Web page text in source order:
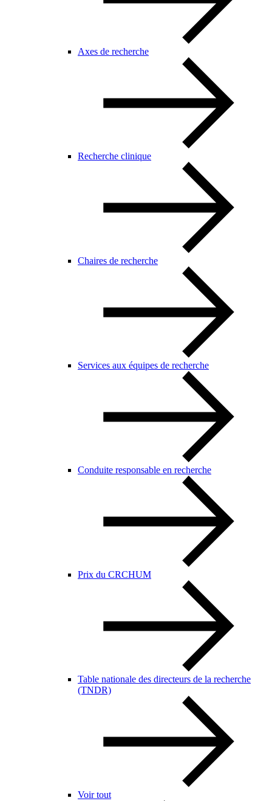
Axes de recherche
Recherche clinique
Chaires de recherche
Services aux équipes de recherche
Conduite responsable en recherche
Prix du CRCHUM
Table nationale des directeurs de la recherche
(TNDR)
Voir tout